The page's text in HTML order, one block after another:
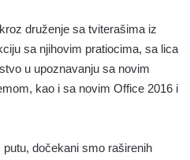
druženje sa tviterašima iz
sa njihovim pratiocima, sa lica
u upoznavanju sa novim
kao i sa novim Office 2016 i
dočekani smo raširenih